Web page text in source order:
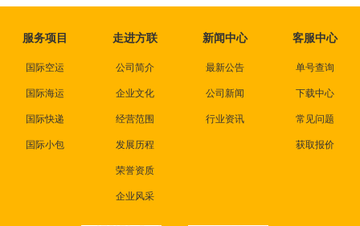
服务项目
国际空运
国际海运
国际快递
国际小包
走进方联
公司简介
企业文化
经营范围
发展历程
荣誉资质
企业风采
新闻中心
最新公告
公司新闻
行业资讯
客服中心
单号查询
下载中心
常见问题
获取报价